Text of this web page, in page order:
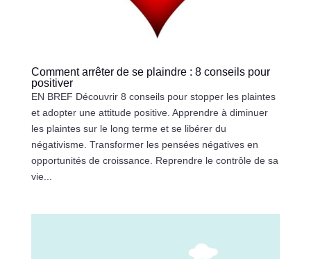
Comment arrêter de se plaindre : 8 conseils pour
positiver
EN BREF Découvrir 8 conseils pour stopper les plaintes
et adopter une attitude positive. Apprendre à diminuer
les plaintes sur le long terme et se libérer du
négativisme. Transformer les pensées négatives en
opportunités de croissance. Reprendre le contrôle de sa
vie...